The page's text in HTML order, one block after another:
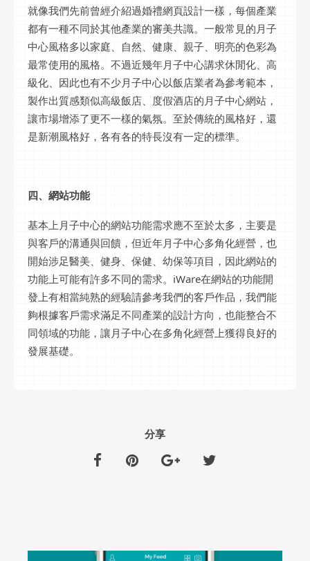
就像我們先前曾經介紹過婚禮網頁設計一樣，每個產業
都有一種不同於其他產業的審美共識。一般常見的月子
中心風格多以家庭、自然、健康、親子、明亮的色彩為
最常使用的風格。不過近幾年月子中心講求休閒化、高
級化、因此也有不少月子中心以飯店業者為參考範本，
製作出質感類似高級飯店、度假酒店的月子中心網站，
讓市場增添了更不一樣的氣氛。至於傳統的風格好，還
是新潮風格好，各有各的特長沒有一定的標準。
四、網站功能
基本上月子中心的網站功能需求應不至於太多，主要是
與客戶的溝通與回饋，但近年月子中心多角化經營，也
開始涉足醫美、健身、保健、幼保等項目，因此網站的
功能上可能有許多不同的需求。iWare在網站的功能開
發上有相當純熟的經驗請參考我們的客戶作品，我們能
夠根據客戶需求滿足不同產業的設計方向，也能整合不
同領域的功能，讓月子中心在多角化經營上獲得良好的
發展基礎。
分享